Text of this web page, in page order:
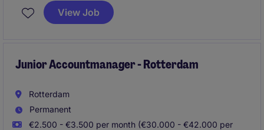
financefunctie zorg je voor een betrouwbare
administratie, ondersteun je rapportages en denk je
View Job
Junior Accountmanager - Rotterdam
Rotterdam
Permanent
€2.500 - €3.500 per month (€30.000 - €42.000 per